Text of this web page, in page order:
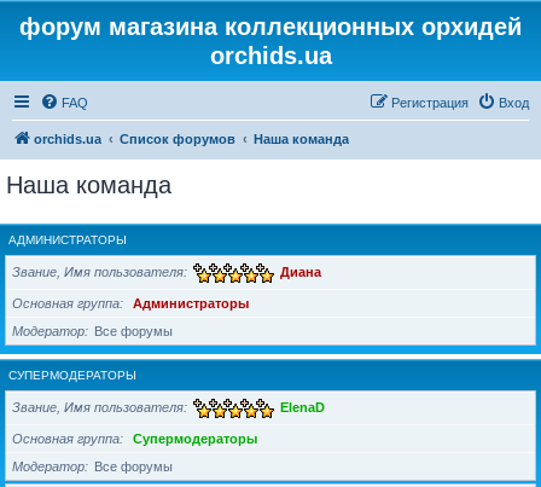
форум магазина коллекционных орхидей
orchids.ua
FAQ Вход
Регистрация
orchids.ua Список форумов Наша команда
Наша команда
АДМИНИСТРАТОРЫ
Звание, Имя пользователя Диана
Основная группа
Администраторы
Модератор
Все форумы
СУПЕРМОДЕРАТОРЫ
Звание, Имя пользователя ElenaD
Основная группа
Супермодераторы
Модератор
Все форумы